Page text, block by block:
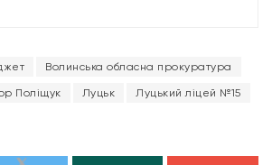
Волинська обласна прокуратура
Поліщук Луцьк Луцький ліцей №15